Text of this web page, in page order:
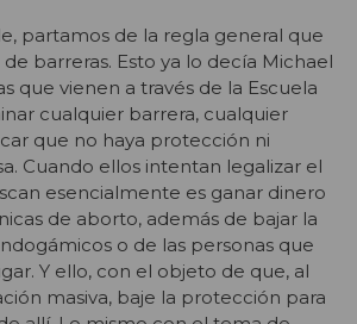
partamos de la regla general que
barreras. Esto ya lo decía Michael
que vienen a través de la Escuela
cualquier barrera, cualquier
que no haya protección ni
Cuando ellos intentan legalizar el
esencialmente es ganar dinero
de aborto, además de bajar la
o de las personas que
Y ello, con el objeto de que, al
masiva, baje la protección para